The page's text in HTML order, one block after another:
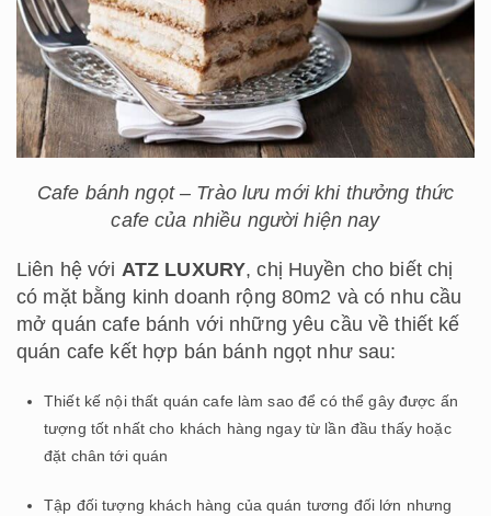
Cafe bánh ngọt – Trào lưu mới khi thưởng thức
cafe của nhiều người hiện nay
Liên hệ với ATZ LUXURY, chị Huyền cho biết chị
có mặt bằng kinh doanh rộng 80m2 và có nhu cầu
mở quán cafe bánh với những yêu cầu về thiết kế
quán cafe kết hợp bán bánh ngọt như sau:
Thiết kế nội thất quán cafe làm sao để có thể gây được ấn
tượng tốt nhất cho khách hàng ngay từ lần đầu thấy hoặc
đặt chân tới quán
Tập đối tượng khách hàng của quán tương đối lớn nhưng